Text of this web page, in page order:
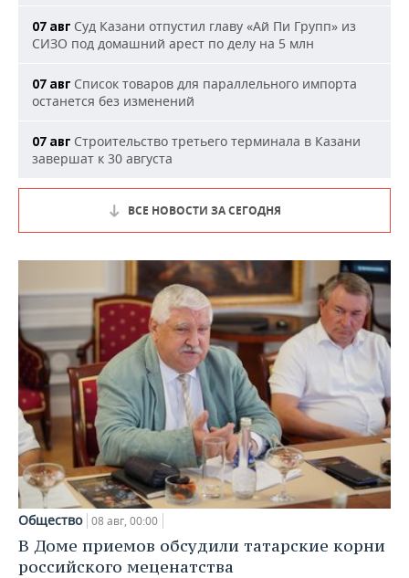
07 авг Суд Казани отпустил главу «Ай Пи Групп» из
СИЗО под домашний арест по делу на 5 млн
07 авг Список товаров для параллельного импорта
останется без изменений
07 авг Строительство третьего терминала в Казани
завершат к 30 августа
ВСЕ НОВОСТИ ЗА СЕГОДНЯ
Общество 08 авг, 00:00
В Доме приемов обсудили татарские корни
российского меценатства